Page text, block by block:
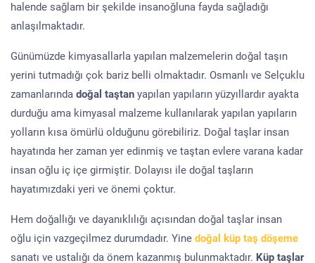
halende sağlam bir şekilde insanoğluna fayda sağladığı
anlaşılmaktadır.
Günümüzde kimyasallarla yapılan malzemelerin doğal taşın
yerini tutmadığı çok bariz belli olmaktadır. Osmanlı ve Selçuklu
zamanlarında doğal taştan yapılan yapıların yüzyıllardır ayakta
durduğu ama kimyasal malzeme kullanılarak yapılan yapıların
yolların kısa ömürlü olduğunu görebiliriz. Doğal taşlar insan
hayatında her zaman yer edinmiş ve taştan evlere varana kadar
insan oğlu iç içe girmiştir. Dolayısı ile doğal taşların
hayatımızdaki yeri ve önemi çoktur.
Hem doğallığı ve dayanıklılığı açısından doğal taşlar insan
oğlu için vazgeçilmez durumdadır. Yine doğal küp taş döşeme
sanatı ve ustalığı da önem kazanmış bulunmaktadır. Küp taşlar